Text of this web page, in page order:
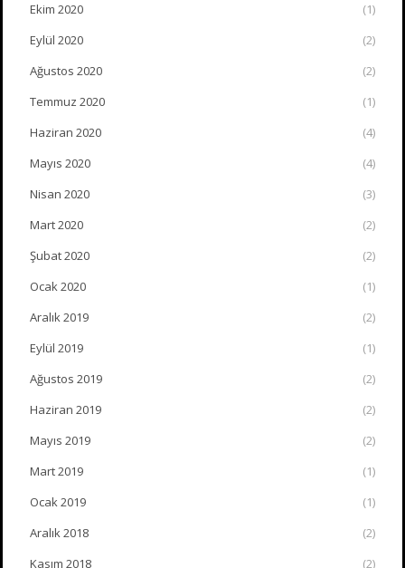
Ekim 2020
(1)
Eylül 2020
(2)
Ağustos 2020
(2)
Temmuz 2020
(1)
Haziran 2020
(4)
Mayıs 2020
(4)
Nisan 2020
(3)
Mart 2020
(2)
Şubat 2020
(2)
Ocak 2020
(1)
Aralık 2019
(2)
Eylül 2019
(1)
Ağustos 2019
(2)
Haziran 2019
(2)
Mayıs 2019
(2)
Mart 2019
(1)
Ocak 2019
(1)
Aralık 2018
(2)
Kasım 2018
(2)